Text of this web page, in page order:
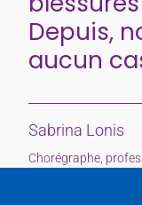
Depuis,
aucun
Sabrina Lonis
Chorégraphe,